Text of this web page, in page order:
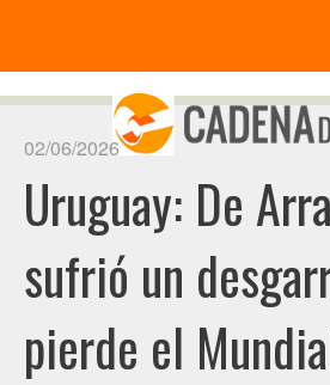
02/06/2026
Uruguay: De
sufrió un
pierde el